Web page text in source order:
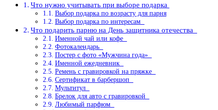
Что нужно учитывать при выборе подарка
Выбор подарка по возрасту для парня
Выбор подарка по интересам
Что подарить парню на День защитника отечества
Именной чай или кофе
Фотокалендарь
Постер с фото «Мужчина года»
Именной ежедневник
Ремень с гравировкой на пряжке
Сертификат в барбершоп
Мультитул
Брелок для авто с гравировкой
Любимый парфюм